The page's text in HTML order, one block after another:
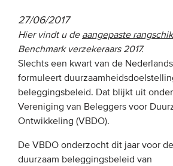
Van de VBDO
Van leden &
MEDIA
Webinars
27/06/2017
Hier vindt u de aangepaste
Benchmark verzekeraars 2017.
Slechts een kwart van de
formuleert
beleggingsbeleid. Dat blijkt uit
Vereniging van Beleggers voor
Ontwikkeling (VBDO).
De VBDO onderzocht dit jaar voor
duurzaam beleggingsbeleid van